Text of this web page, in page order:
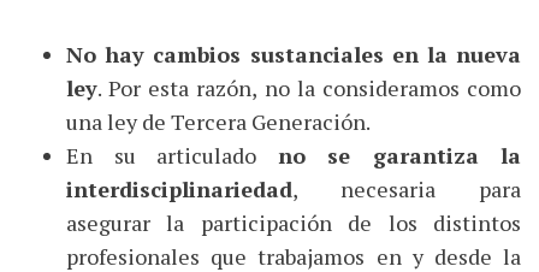
No hay cambios sustanciales en la nueva
ley. Por esta razón, no la consideramos como
una ley de Tercera Generación.
En su articulado no se garantiza la
interdisciplinariedad, necesaria para
asegurar la participación de los distintos
profesionales que trabajamos en y desde la